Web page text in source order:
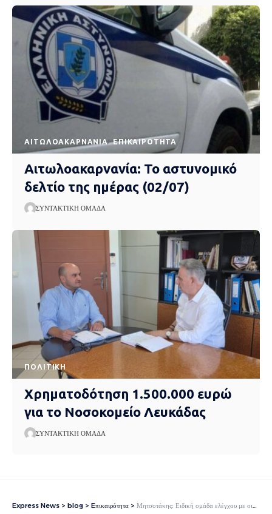
AΙΤΩΛΟΑΚΑΡΝΑΝΊΑ EΠΙΚΑΙΡΌΤΗΤΑ
Αιτωλοακαρνανία: Το αστυνομικό
δελτίο της ημέρας (02/07)
ΣΥΝΤΑΚΤΙΚΉ ΟΜΆΔΑ
ΠΟΛΙΤΙΚΉ
Χρηματοδότηση 1.500.000 ευρώ
για το Νοσοκομείο Λευκάδας
ΣΥΝΤΑΚΤΙΚΉ ΟΜΆΔΑ
Express News > blog > Eπικαιρότητα > Μητσοτάκης: Ειδική ομάδα ελέγχου με οικονομική αστυνομία και ΑΑΔΕ – Θα καταλογιστούν τα αχρεωστήτως καταβληθέντα ποσά στους αποδέκτες τους